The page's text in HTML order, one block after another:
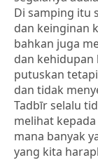
Di samping itu
dan keinginan
bahkan juga
dan kehidupan
putuskan
dan tidak
Tadbīr selalu
melihat
mana banyak
yang kita